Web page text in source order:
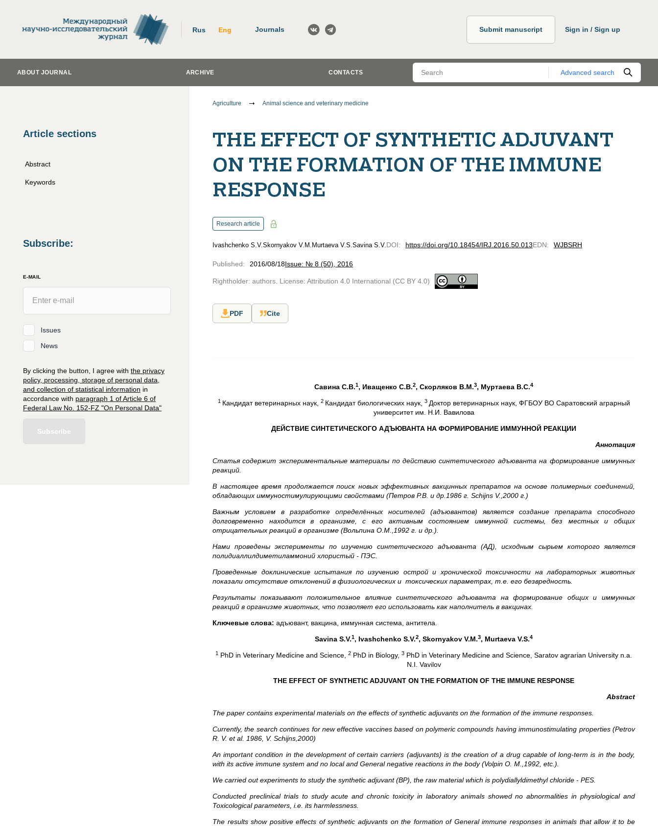
Rus Eng Journals Submit manuscript Sign in / Sign up
ABOUT JOURNAL ARCHIVE CONTACTS Advanced search
Article sections
Abstract
Keywords
Subscribe:
E-MAIL
Issues
News
By clicking the button, I agree with the privacy
policy, processing, storage of personal data,
and collection of statistical information in
accordance with paragraph 1 of Article 6 of
Federal Law No. 152-FZ "On Personal Data"
Subscribe
Agriculture Animal science and veterinary medicine
THE EFFECT OF SYNTHETIC ADJUVANT
ON THE FORMATION OF THE IMMUNE
RESPONSE
Research article
Ivashchenko S.V. Skornyakov V.M. Murtaevа V.S. Savina S.V. DOI: https://doi.org/10.18454/IRJ.2016.50.013EDN: WJBSRH
Published: 2016/08/18Issue: № 8 (50), 2016
Rightholder: authors. License: Attribution 4.0 International (CC BY 4.0)
PDF Cite
Савина С.В.1, Иващенко С.В.2, Скорляков В.М.3, Муртаева В.С.4
1 Кандидат ветеринарных наук, 2 Кандидат биологических наук, 3 Доктор ветеринарных наук, ФГБОУ ВО Саратовский аграрный
университет им. Н.И. Вавилова
ДЕЙСТВИЕ СИНТЕТИЧЕСКОГО АДЪЮВАНТА НА ФОРМИРОВАНИЕ ИММУННОЙ РЕАКЦИИ
Аннотация
Статья содержит экспериментальные материалы по действию синтетического адъюванта на формирование иммунных
реакций.
В настоящее время продолжается поиск новых эффективных вакцинных препаратов на основе полимерных соединений,
обладающих иммуностимулирующими свойствами (Петров Р.В. и др.1986 г. Schijns V.,2000 г.)
Важным условием в разработке определённых носителей (адъювантов) является создание препарата способного
долговременно находится в организме, с его активным состоянием иммунной системы, без местных и общих
отрицательных реакций в организме (Вольпина О.М.,1992 г. и др.).
Нами проведены эксперименты по изучению синтетического адъюванта (АД), исходным сырьем которого является
полидиаллилдиметиламмоний хлористый - ПЭС.
Проведенные доклинические испытания по изучению острой и хронической токсичности на лабораторных животных
показали отсутствие отклонений в физиологических и токсических параметрах, т.е. его безвредность.
Результаты показывают положительное влияние синтетического адъюванта на формирование общих и иммунных
реакций в организме животных, что позволяет его использовать как наполнитель в вакцинах.
Ключевые слова: адъювант, вакцина, иммунная система, антитела.
Savina S.V.1, Ivashchenko S.V.2, Skornyakov V.M.3, Murtaevа V.S.4
1 PhD in Veterinary Medicine and Science, 2 PhD in Biology, 3 PhD in Veterinary Medicine and Science, Saratov agrarian University n.a.
N.I. Vavilov
THE EFFECT OF SYNTHETIC ADJUVANT ON THE FORMATION OF THE IMMUNE RESPONSE
Abstract
The paper contains experimental materials on the effects of synthetic adjuvants on the formation of the immune responses.
Currently, the search continues for new effective vaccines based on polymeric compounds having immunostimulating properties (Petrov
R. V. et al. 1986, V. Schijns,2000)
An important condition in the development of certain carriers (adjuvants) is the creation of a drug capable of long-term is in the body,
with its active immune system and no local and General negative reactions in the body (Volpin O. M.,1992, etc.).
We carried out experiments to study the synthetic adjuvant (BP), the raw material which is polydiallyldimethyl chloride - PES.
Conducted preclinical trials to study acute and chronic toxicity in laboratory animals showed no abnormalities in physiological and
Toxicological parameters, i.e. its harmlessness.
The results show positive effects of synthetic adjuvants on the formation of General immune responses in animals that allow it to be